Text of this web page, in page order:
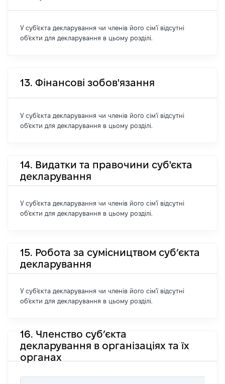
У суб'єкта декларування чи членів його сім'ї відсутні
об'єкти для декларування в цьому розділі.
13. Фінансові зобов'язання
У суб'єкта декларування чи членів його сім'ї відсутні
об'єкти для декларування в цьому розділі.
14. Видатки та правочини суб'єкта
декларування
У суб'єкта декларування чи членів його сім'ї відсутні
об'єкти для декларування в цьому розділі.
15. Робота за сумісництвом суб’єкта
декларування
У суб'єкта декларування чи членів його сім'ї відсутні
об'єкти для декларування в цьому розділі.
16. Членство суб’єкта
декларування в організаціях та їх
органах